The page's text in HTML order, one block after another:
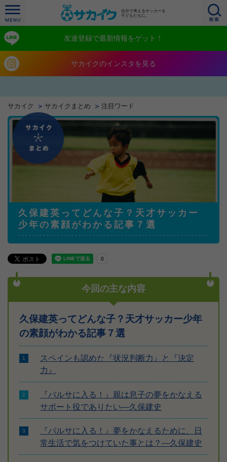
自分で考えるサッカーを
子どもたちに。
友達登録で最新情報をゲット！
サカイクのインスタを見る
サカイク サカイクまとめ 注目ワード
久保建英ってどんな子？天才サッカー
少年の素顔がわかる記事７選
今回の主な内容
久保建英ってどんな子？天才サッカー少年
の素顔がわかる記事７選
スペインも認めた『状況判断力』と『決定
力』
『バルサに入る！』親は息子の夢をかなえる
サポート役でありたい―久保建史
『バルサに入る！』夢をかなえるために、日
常生活で気をつけていた事とは？―久保建史